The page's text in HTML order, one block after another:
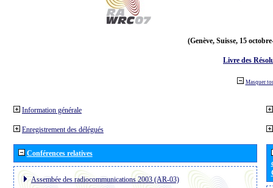
(Genève, Suisse, 15
Livre des
Masquer
Information générale
Enregistrement des délégués
Conférences relatives
Assembée des radiocommunications 2003 (AR-03)